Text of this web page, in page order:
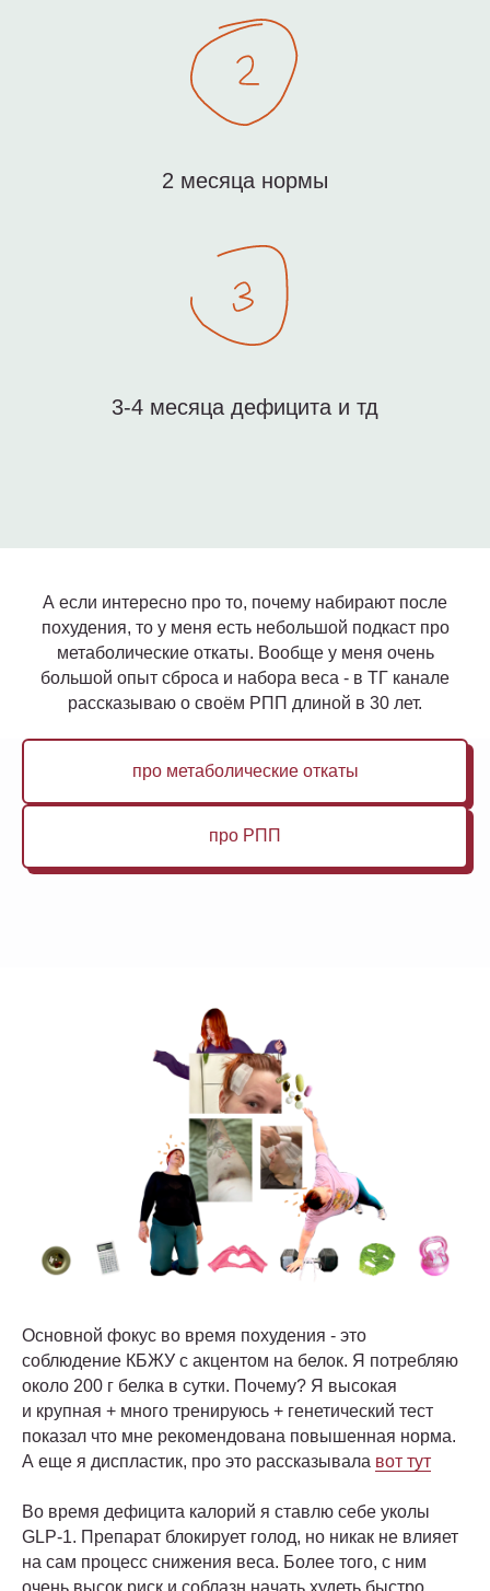
2 месяца нормы
3-4 месяца дефицита и тд
А если интересно про то, почему набирают после
похудения, то у меня есть небольшой подкаст про
метаболические откаты. Вообще у меня очень
большой опыт сброса и набора веса - в ТГ канале
рассказываю о своём РПП длиной в 30 лет.
про метаболические откаты
про РПП
Основной фокус во время похудения - это
соблюдение КБЖУ с акцентом на белок. Я потребляю
около 200 г белка в сутки. Почему? Я высокая
и крупная + много тренируюсь + генетический тест
показал что мне рекомендована повышенная норма.
А еще я диспластик, про это рассказывала вот тут
Во время дефицита калорий я ставлю себе уколы
GLP-1. Препарат блокирует голод, но никак не влияет
на сам процесс снижения веса. Более того, с ним
очень высок риск и соблазн начать худеть быстро,